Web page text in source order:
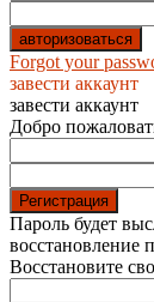
Forgot your
завести аккаунт
завести аккаунт
Добро
Пароль будет
восстановление
Восстановите